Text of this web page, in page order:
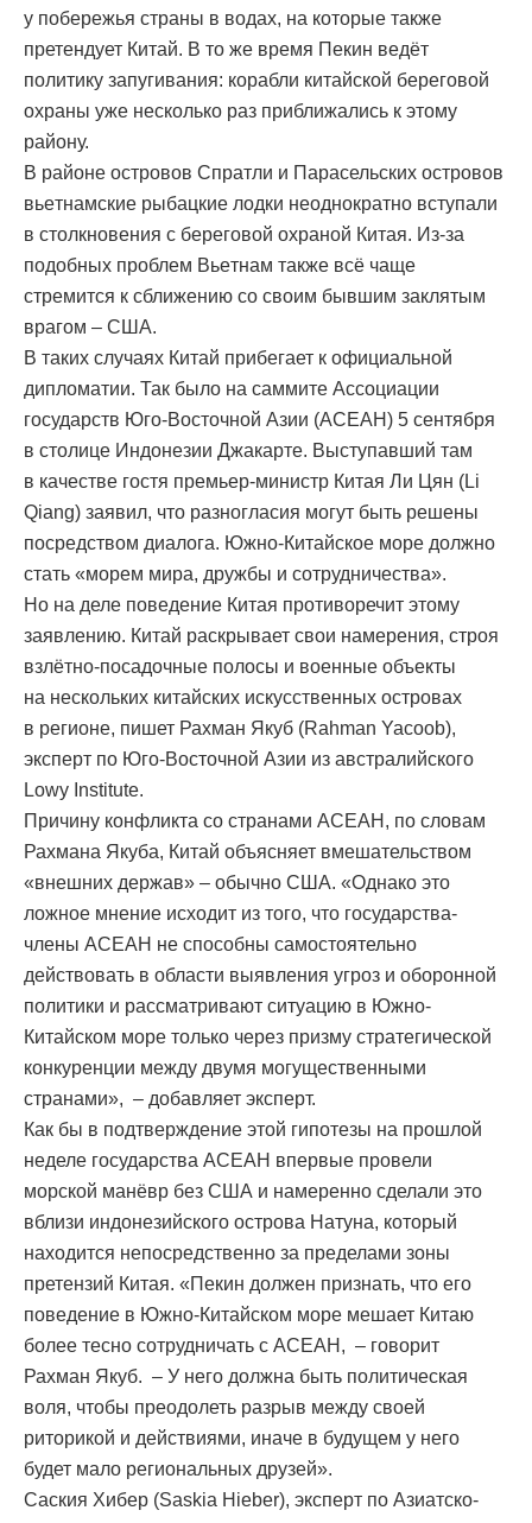
у побережья страны в водах, на которые также
претендует Китай. В то же время Пекин ведёт
политику запугивания: корабли китайской береговой
охраны уже несколько раз приближались к этому
району.
В районе островов Спратли и Парасельских островов
вьeтнамские рыбацкие лодки неоднократно вступали
в столкновения с береговой охраной Китая. Из-за
подобных проблем Вьeтнам также всё чаще
стремится к сближению со своим бывшим заклятым
врагом – США.
В таких случаях Китай прибегает к официальной
дипломатии. Так было на саммите Ассоциации
государств Юго-Восточной Азии (АСЕАН) 5 сентября
в столице Индонезии Джакарте. Выступавший там
в качестве гостя премьер-министр Китая Ли Цян (Li
Qiang) заявил, что разногласия могут быть решены
посредством диалога. Южно-Китайское море должно
стать «морем мира, дружбы и сотрудничества».
Но на деле поведение Китая противоречит этому
заявлению. Китай раскрывает свои намерения, строя
взлётно-посадочные полосы и военные объекты
на нескольких китайских искусственных островах
в регионе, пишет Рахман Якуб (Rahman Yacoob),
эксперт по Юго-Восточной Азии из австралийского
Lowy Institute.
Причину конфликта со странами АСЕАН, по словам
Рахмана Якуба, Китай объясняет вмешательством
«внешних держав» – обычно США. «Однако это
ложное мнение исходит из того, что государства-
члены АСЕАН не способны самостоятельно
действовать в области выявления угроз и оборонной
политики и рассматривают ситуацию в Южно-
Китайском море только через призму стратегической
конкуренции между двумя могущественными
странами», – добавляет эксперт.
Как бы в подтверждение этой гипотезы на прошлой
неделе государства АСЕАН впервые провели
морской манёвр без США и намеренно сделали это
вблизи индонезийского острова Натуна, который
находится непосредственно за пределами зоны
претензий Китая. «Пекин должен признать, что его
поведение в Южно-Китайском море мешает Китаю
более тесно сотрудничать с АСЕАН, – говорит
Рахман Якуб. – У него должна быть политическая
воля, чтобы преодолеть разрыв между своей
риторикой и действиями, иначе в будущем у него
будет мало региональных друзей».
Саския Хибер (Saskia Hieber), эксперт по Азиатско-